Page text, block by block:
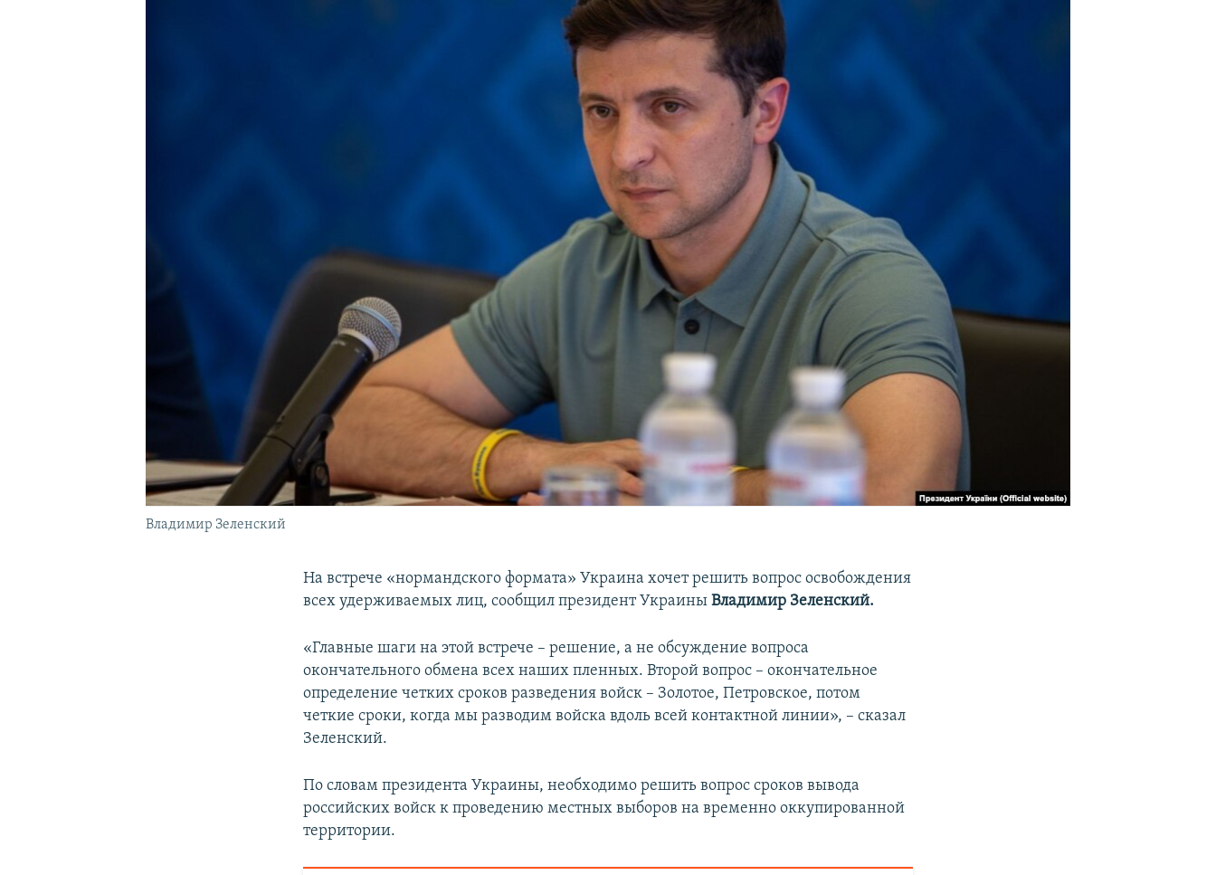
Владимир Зеленский
На встрече «нормандского формата» Украина хочет решить вопрос освобождения
всех удерживаемых лиц, сообщил президент УкраиныВладимир Зеленский.
«Главные шаги на этой встрече – решение, а не обсуждение вопроса
окончательного обмена всех наших пленных. Второй вопрос – окончательное
определение четких сроков разведения войск – Золотое, Петровское, потом
четкие сроки, когда мы разводим войска вдоль всей контактной линии», – сказал
Зеленский.
По словам президента Украины, необходимо решить вопрос сроков вывода
российских войск к проведению местных выборов на временно оккупированной
территории.